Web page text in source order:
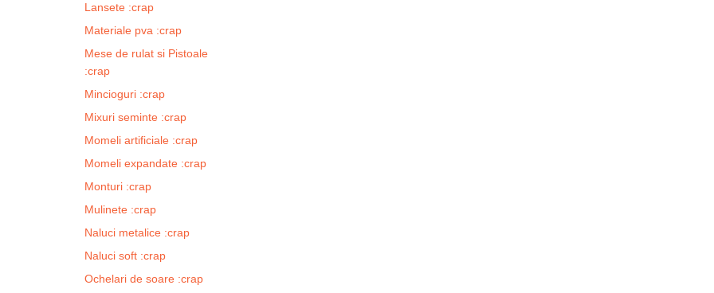
Lansete :crap
Materiale pva :crap
Mese de rulat si Pistoale
:crap
Mincioguri :crap
Mixuri seminte :crap
Momeli artificiale :crap
Momeli expandate :crap
Monturi :crap
Mulinete :crap
Naluci metalice :crap
Naluci soft :crap
Ochelari de soare :crap